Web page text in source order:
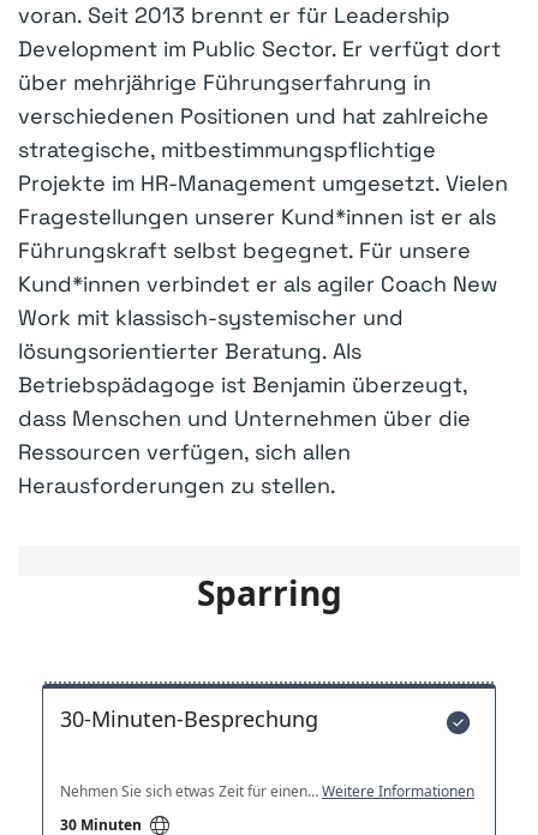
voran. Seit 2013 brennt er für Leadership
Development im Public Sector. Er verfügt dort
über mehrjährige Führungserfahrung in
verschiedenen Positionen und hat zahlreiche
strategische, mitbestimmungspflichtige
Projekte im HR-Management umgesetzt. Vielen
Fragestellungen unserer Kund*innen ist er als
Führungskraft selbst begegnet. Für unsere
Kund*innen verbindet er als agiler Coach New
Work mit klassisch-systemischer und
lösungsorientierter Beratung. Als
Betriebspädagoge ist Benjamin überzeugt,
dass Menschen und Unternehmen über die
Ressourcen verfügen, sich allen
Herausforderungen zu stellen.